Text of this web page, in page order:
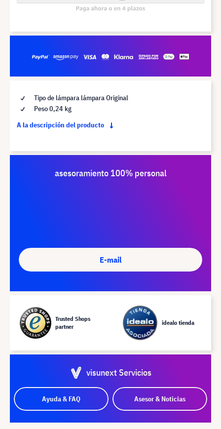
Tipo de lámpara lámpara Original
Peso 0,24 kg
A la descripción del producto
asesoramiento 100% personal
E-mail
Trusted Shops
partner
idealo tienda
visunext Servicios
Ayuda & FAQ Asesor & Noticias